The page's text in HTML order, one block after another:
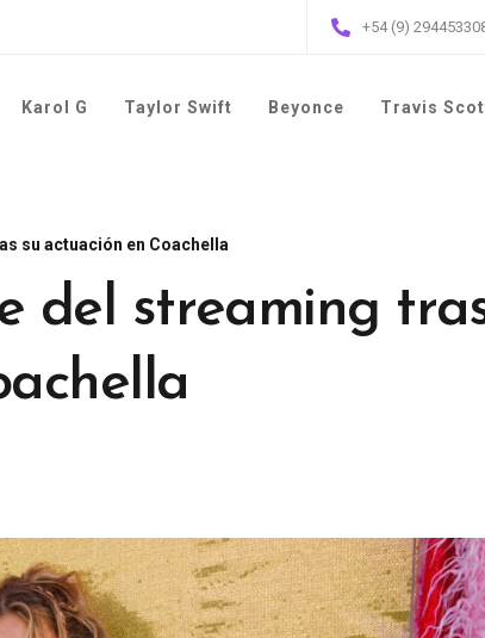
+54 (9)
Karol G Taylor Swift Beyonce Travis
su actuación en Coachella
del streaming